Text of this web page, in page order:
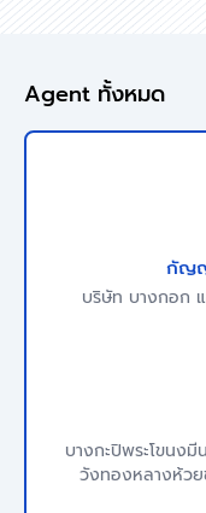
Agent ทั้งหมด
กัญ
บริษัท บางกอก
บางกะปิพระโขนงมี
วังทองหลางห้ว